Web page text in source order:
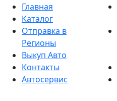
Главная
Каталог
Отправка в
Регионы
Выкуп Авто
Контакты
Автосервис